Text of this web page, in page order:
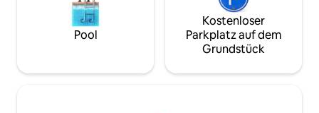
Pool
Kostenloser
Parkplatz auf dem
Grundstück